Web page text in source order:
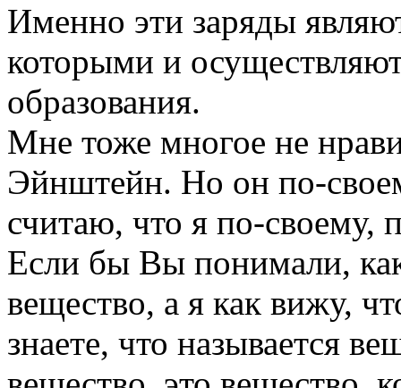
Именно эти заряды
которыми и
образования.
Мне тоже многое не
Эйнштейн. Но он по-
считаю, что я по-своему,
Если бы Вы понимали,
вещество, а я как вижу,
знаете, что называется